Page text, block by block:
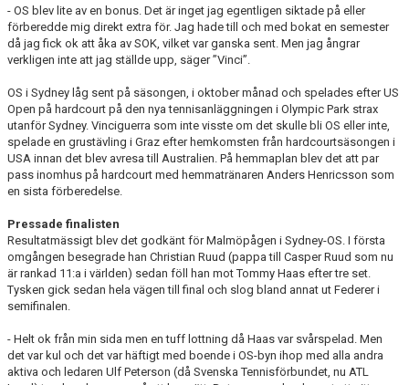
- OS blev lite av en bonus. Det är inget jag egentligen siktade på eller
förberedde mig direkt extra för. Jag hade till och med bokat en semester
då jag fick ok att åka av SOK, vilket var ganska sent. Men jag ångrar
verkligen inte att jag ställde upp, säger ”Vinci”.
OS i Sydney låg sent på säsongen, i oktober månad och spelades efter US
Open på hardcourt på den nya tennisanläggningen i Olympic Park strax
utanför Sydney. Vinciguerra som inte visste om det skulle bli OS eller inte,
spelade en grustävling i Graz efter hemkomsten från hardcourtsäsongen i
USA innan det blev avresa till Australien. På hemmaplan blev det att par
pass inomhus på hardcourt med hemmatränaren Anders Henricsson som
en sista förberedelse.
Pressade finalisten
Resultatmässigt blev det godkänt för Malmöpågen i Sydney-OS. I första
omgången besegrade han Christian Ruud (pappa till Casper Ruud som nu
är rankad 11:a i världen) sedan föll han mot Tommy Haas efter tre set.
Tysken gick sedan hela vägen till final och slog bland annat ut Federer i
semifinalen.
- Helt ok från min sida men en tuff lottning då Haas var svårspelad. Men
det var kul och det var häftigt med boende i OS-byn ihop med alla andra
aktiva och ledaren Ulf Peterson (då Svenska Tennisförbundet, nu ATL